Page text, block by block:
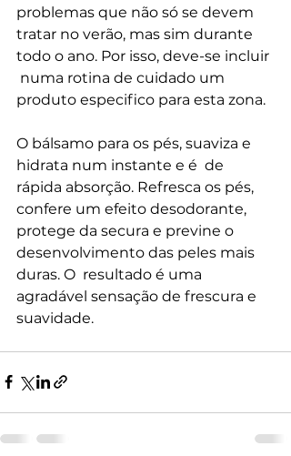
problemas que não só se devem
tratar no verão, mas sim durante
todo o ano. Por isso, deve-se incluir
numa rotina de cuidado um
produto especifico para esta zona.
O bálsamo para os pés, suaviza e
hidrata num instante e é  de
rápida absorção. Refresca os pés,
confere um efeito desodorante,
protege da secura e previne o
desenvolvimento das peles mais
duras. O  resultado é uma
agradável sensação de frescura e
suavidade.